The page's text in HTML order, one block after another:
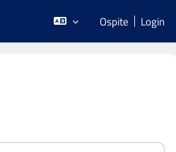
Ospite Login